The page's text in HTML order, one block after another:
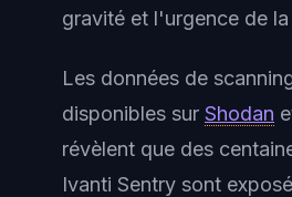
gravité et l'urgence de la
Les données de
disponibles sur Shodan
révèlent que des
Ivanti Sentry sont